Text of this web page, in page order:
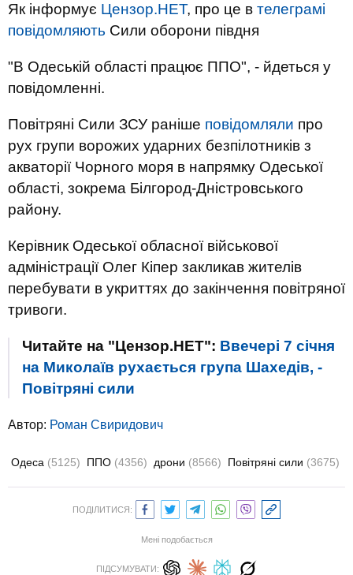
Як інформує Цензор.НЕТ, про це в телеграмі
повідомляють Сили оборони півдня
"В Одеській області працює ППО", - йдеться у
повідомленні.
Повітряні Сили ЗСУ раніше повідомляли про
рух групи ворожих ударних безпілотників з
акваторії Чорного моря в напрямку Одеської
області, зокрема Білгород-Дністровського
району.
Керівник Одеської обласної військової
адміністрації Олег Кіпер закликав жителів
перебувати в укриттях до закінчення повітряної
тривоги.
Читайте на "Цензор.НЕТ": Ввечері 7 січня
на Миколаїв рухається група Шахедів, -
Повітряні сили
Автор: Роман Свиридович
Одеса (5125) ППО (4356) дрони (8566) Повітряні сили (3675)
ПОДІЛИТИСЯ:
Мені подобається
ПІДСУМУВАТИ: